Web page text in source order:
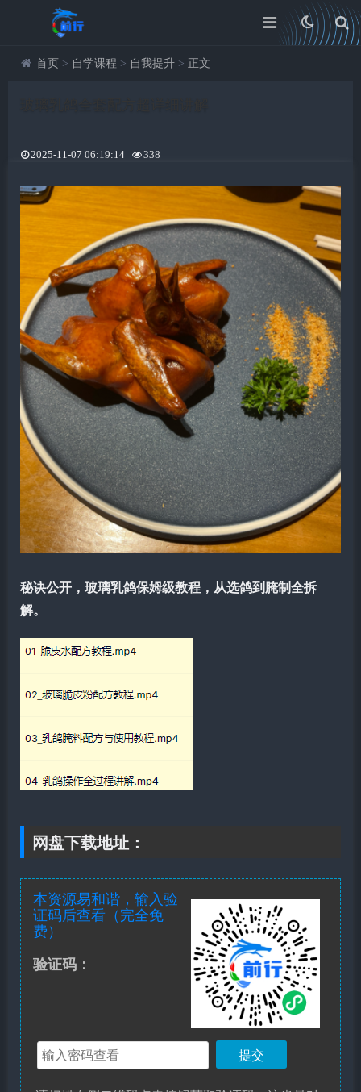
首页 > 自学课程 > 自我提升 > 正文
2025-11-07 06:19:14 338
秘诀公开，玻璃乳鸽保姆级教程，从选鸽到腌制全拆
解。
网盘下载地址：
本资源易和谐，输入验
证码后查看（完全免
费）
验证码：